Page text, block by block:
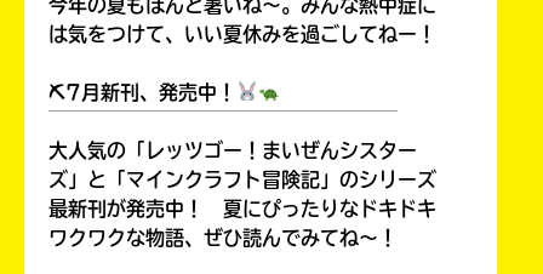
今年の夏もほんと暑いね～。みんな熱中症に
は気をつけて、いい夏休みを過ごしてねー！
⛏7月新刊、発売中！
大人気の「レッツゴー！まいぜんシスター
ズ」と「マインクラフト冒険記」のシリーズ
最新刊が発売中！ 夏にぴったりなドキドキ
ワクワクな物語、ぜひ読んでみてね～！